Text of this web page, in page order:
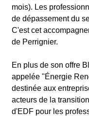
mois). Les
de dépassement du
C'est cet
de Perrignier.
En plus de son offre
appelée "Énergie
destinée aux
acteurs de la
d'EDF pour les